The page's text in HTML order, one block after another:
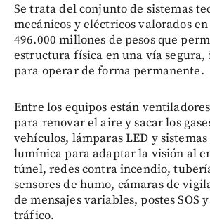
Se trata del conjunto de sistemas
mecánicos y eléctricos valorados
496.000 millones de pesos que
estructura física en una vía
para operar de forma permanente.
Entre los equipos están
para renovar el aire y sacar los
vehículos, lámparas LED y
lumínica para adaptar la visión al
túnel, redes contra incendio,
sensores de humo, cámaras de
de mensajes variables, postes SOS
tráfico.